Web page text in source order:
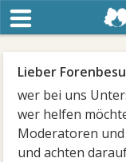
Lieber
wer bei uns
wer helfen
Moderatoren
und achten